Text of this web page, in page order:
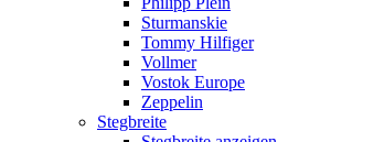
Sturmanskie
Tommy Hilfiger
Vollmer
Vostok Europe
Zeppelin
Stegbreite